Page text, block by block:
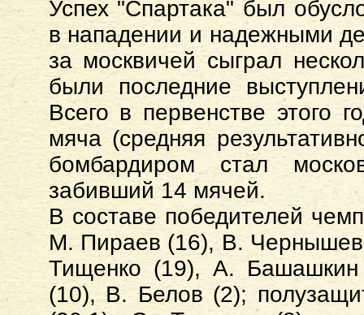
Успех "Спартака" был
в нападении и надежными
за москвичей сыграл
были последние
Всего в первенстве этого
мяча (средняя
бомбардиром стал
забивший 14 мячей.
В составе победителей
М. Пираев (16), В.
Тищенко (19), А.
(10), В. Белов (2);